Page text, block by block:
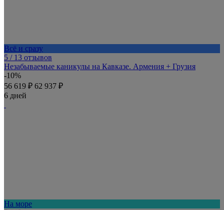
Всё и сразу
5 / 13 отзывов
Незабываемые каникулы на Кавказе. Армения + Грузия
-10%
56 619 ₽ 62 937 ₽
6 дней
На море